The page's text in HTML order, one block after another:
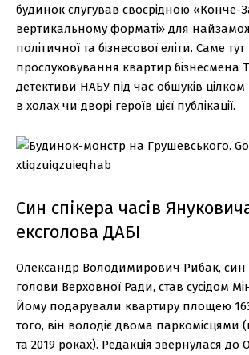
будинок слугував своєрідною «Конче-
вертикальному форматі» для
політичної та бізнесової еліти. Саме
прослуховування квартир бізнесмена
детективи НАБУ під час обшуків цілком
в холах чи дворі героїв цієї публікації.
Син спікера часів
ексголова ДАБІ
Олександр Володимирович Рибак,
голови Верховної Ради, став сусідом
Йому подарували квартиру площею
того, він володіє двома паркомісцями
та 2019 роках). Редакція звернулася до